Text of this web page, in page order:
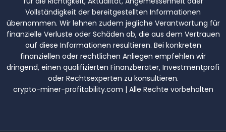
Vollständigkeit der bereitgestellten Informationen
übernommen. Wir lehnen zudem jegliche Verantwortung für
finanzielle Verluste oder Schäden ab, die aus dem Vertrauen
auf diese Informationen resultieren. Bei konkreten
finanziellen oder rechtlichen Anliegen empfehlen wir
dringend, einen qualifizierten Finanzberater, Investmentprofi
oder Rechtsexperten zu konsultieren.
crypto-miner-profitability.com | Alle Rechte vorbehalten